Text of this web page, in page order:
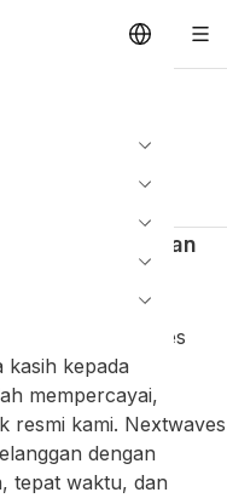
6 bulan dan
Nextwaves
kasih kepada
mempercayai,
resmi kami. Nextwaves
dengan
tepat waktu, dan